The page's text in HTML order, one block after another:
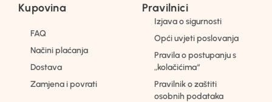
Kupovina
FAQ
Načini plaćanja
Dostava
Zamjena i povrati
Pravilnici
Izjava o sigurnosti
Opći uvjeti poslovanja
Pravila o postupanju s
„kolačićima“
Pravilnik o zaštiti
osobnih podataka